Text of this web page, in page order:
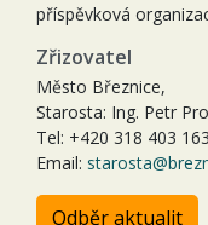
příspěvková
Zřizovatel
Město Březnice,
Starosta: Ing. Petr
Tel: +420 318 403 163
Email:
Odběr aktualit